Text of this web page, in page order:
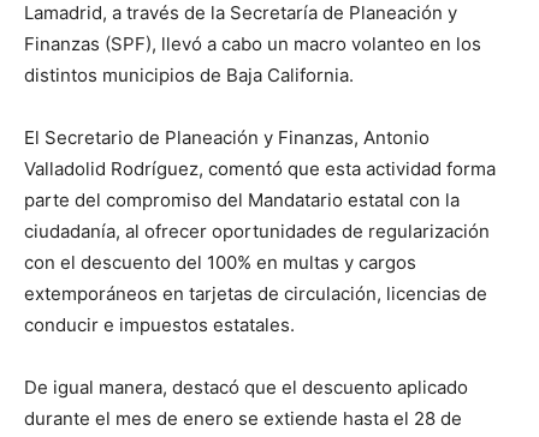
Lamadrid, a través de la Secretaría de Planeación y
Finanzas (SPF), llevó a cabo un macro volanteo en los
distintos municipios de Baja California.
El Secretario de Planeación y Finanzas, Antonio
Valladolid Rodríguez, comentó que esta actividad forma
parte del compromiso del Mandatario estatal con la
ciudadanía, al ofrecer oportunidades de regularización
con el descuento del 100% en multas y cargos
extemporáneos en tarjetas de circulación, licencias de
conducir e impuestos estatales.
De igual manera, destacó que el descuento aplicado
durante el mes de enero se extiende hasta el 28 de